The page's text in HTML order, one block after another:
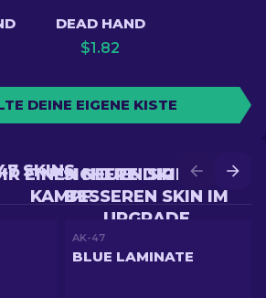
DEAD HAND
$1.82
DEINE EIGENE KISTE
SICHERE DIR EINEN
BESSEREN SKIN IM
UPGRADE
EINEN NEUEN SKIN IM
KAMPF
SKINS
AK-47
BLUE LAMINATE